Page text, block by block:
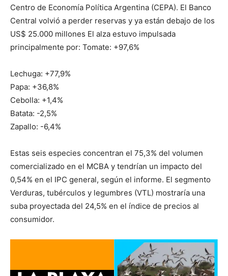
Centro de Economía Política Argentina (CEPA). El Banco
Central volvió a perder reservas y ya están debajo de los
US$ 25.000 millones El alza estuvo impulsada
principalmente por: Tomate: +97,6%
Lechuga: +77,9%
Papa: +36,8%
Cebolla: +1,4%
Batata: -2,5%
Zapallo: -6,4%
Estas seis especies concentran el 75,3% del volumen
comercializado en el MCBA y tendrían un impacto del
0,54% en el IPC general, según el informe. El segmento
Verduras, tubérculos y legumbres (VTL) mostraría una
suba proyectada del 24,5% en el índice de precios al
consumidor.